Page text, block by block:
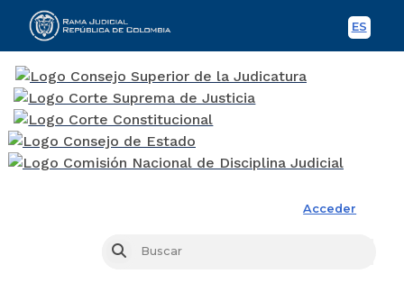
ES
Acceder
Buscar